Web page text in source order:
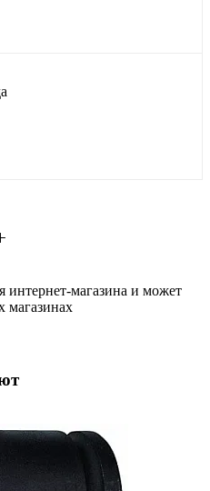
интернет-магазина и может
магазинах